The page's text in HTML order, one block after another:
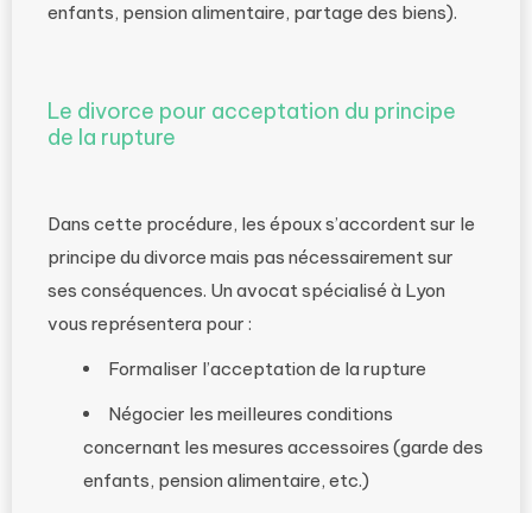
enfants, pension alimentaire, partage des biens).
Le divorce pour acceptation du principe
de la rupture
Dans cette procédure, les époux s’accordent sur le
principe du divorce mais pas nécessairement sur
ses conséquences. Un avocat spécialisé à Lyon
vous représentera pour :
Formaliser l’acceptation de la rupture
Négocier les meilleures conditions
concernant les mesures accessoires (garde des
enfants, pension alimentaire, etc.)